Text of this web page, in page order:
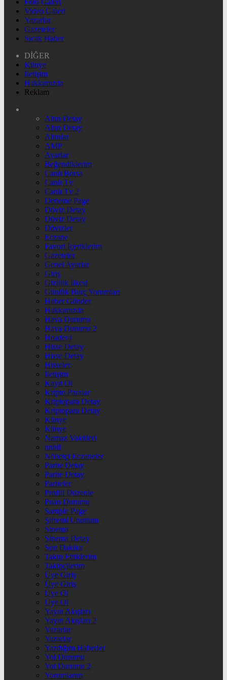
Video Galeri
Yazarlar
Gazeteler
Sıcak Haber
DİĞER
Künye
İletişim
Hakkımızda
Reklam
Altın Detay
Altın Detay
Altınlar
AMP
Ayarlar
Beğendiklerim
Canlı Borsa
Canlı Tv
Canlı Tv 2
Deneme Page
Döviz Detay
Döviz Detay
Dövizler
Eczane
Favori İçeriklerim
Gazeteler
Genel Ayarlar
Giriş
Gizlilik İlkesi
Günlük Burç Yorumları
Haber Gönder
Hakkımızda
Hava Durumu
Hava Durumu 2
Header4
Hisse Detay
Hisse Detay
Hisseler
İletişim
Kayıt Ol
Kripto Paralar
Kriptopara Detay
Kriptopara Detay
Künye
Künye
Namaz Vakitleri
nnbil
Nöbetçi Eczaneler
Parite Detay
Parite Detay
Pariteler
Profili Düzenle
Puan Durumu
Sample Page
Şifremi Unuttum
Sinema
Sinema Detay
Son Dakika
Takip Ettiklerim
Takipçilerim
Üye Giriş
Üye Giriş
Üye Ol
Üye Ol
Yayın Akışları
Yayın Akışları 2
Yazarlar
Yazarlar
Yazdığım Haberler
Yol Durumu
Yol Durumu 2
Yorumlarım